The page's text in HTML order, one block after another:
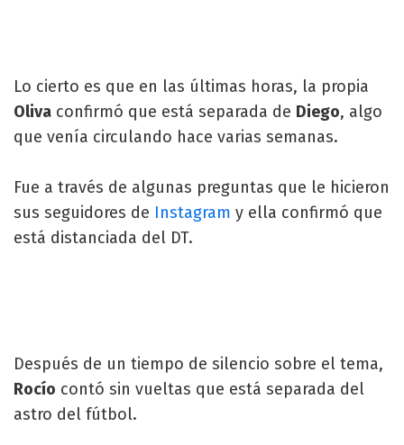
Lo cierto es que en las últimas horas, la propia
Oliva confirmó que está separada de Diego, algo
que venía circulando hace varias semanas.
Fue a través de algunas preguntas que le hicieron
sus seguidores de Instagram y ella confirmó que
está distanciada del DT.
Después de un tiempo de silencio sobre el tema,
Rocío contó sin vueltas que está separada del
astro del fútbol.